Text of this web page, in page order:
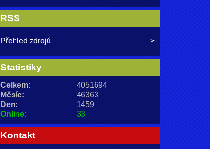
RSS
Přehled zdrojů
Statistiky
Online: 33
Celkem:
4051694
Měsíc:
46363
Den:
1459
Kontakt